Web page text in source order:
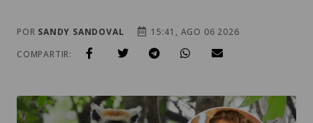
POR SANDY SANDOVAL
15:41, AGO 06 2026
COMPARTIR: